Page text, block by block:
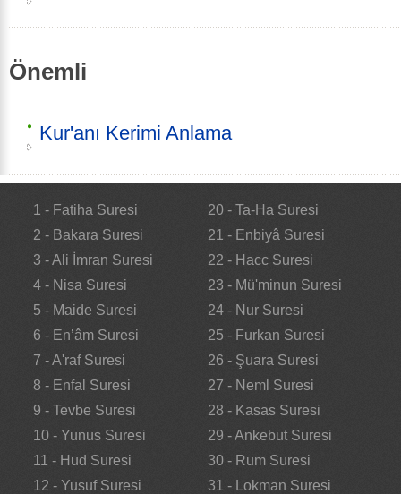
Önemli
Kur'anı Kerimi Anlama
1 - Fatiha Suresi
2 - Bakara Suresi
3 - Ali İmran Suresi
4 - Nisa Suresi
5 - Maide Suresi
6 - En’âm Suresi
7 - A'raf Suresi
8 - Enfal Suresi
9 - Tevbe Suresi
10 - Yunus Suresi
11 - Hud Suresi
12 - Yusuf Suresi
20 - Ta-Ha Suresi
21 - Enbiyâ Suresi
22 - Hacc Suresi
23 - Mü'minun Suresi
24 - Nur Suresi
25 - Furkan Suresi
26 - Şuara Suresi
27 - Neml Suresi
28 - Kasas Suresi
29 - Ankebut Suresi
30 - Rum Suresi
31 - Lokman Suresi